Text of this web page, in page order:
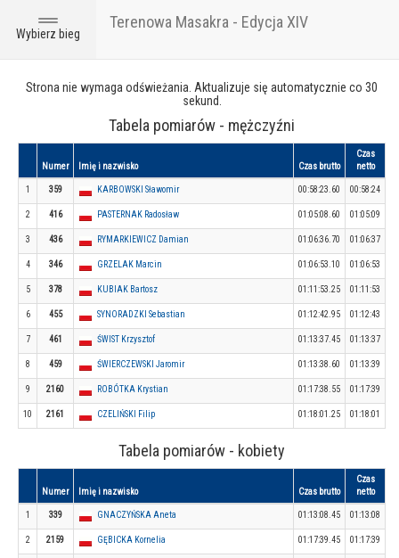
Toggle
navigation
Wybierz bieg
Terenowa Masakra - Edycja XIV
Strona nie wymaga odświeżania. Aktualizuje się automatycznie co 30
sekund.
Tabela pomiarów - mężczyźni
Numer Imię i nazwisko Czas brutto
Czas
netto
1 359 KARBOWSKI Sławomir 00:58:23.60 00:58:24
2 416 PASTERNAK Radosław 01:05:08.60 01:05:09
3 436 RYMARKIEWICZ Damian 01:06:36.70 01:06:37
4 346 GRZELAK Marcin 01:06:53.10 01:06:53
5 378 KUBIAK Bartosz 01:11:53.25 01:11:53
6 455 SYNORADZKI Sebastian 01:12:42.95 01:12:43
7 461 ŚWIST Krzysztof 01:13:37.45 01:13:37
8 459 ŚWIERCZEWSKI Jaromir 01:13:38.60 01:13:39
9 2160 ROBÓTKA Krystian 01:17:38.55 01:17:39
10 2161 CZELIŃSKI Filip 01:18:01.25 01:18:01
Tabela pomiarów - kobiety
Numer Imię i nazwisko Czas brutto
Czas
netto
1 339 GNACZYŃSKA Aneta 01:13:08.45 01:13:08
2 2159 GĘBICKA Kornelia 01:17:39.45 01:17:39